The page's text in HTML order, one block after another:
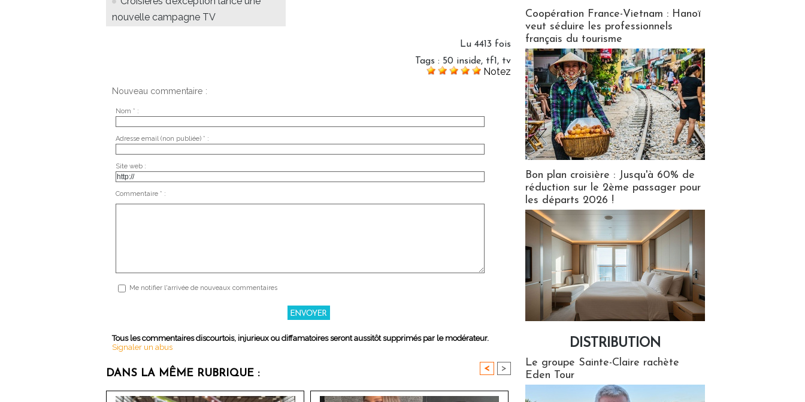
nouvelle campagne TV
Lu 4413 fois
Tags : 50 inside, tf1 , tv
Notez
Nouveau commentaire :
Nom * :
Adresse email (non publiée) * :
Site web :
Commentaire * :
Me notifier l'arrivée de nouveaux commentaires
Tous les commentaires discourtois, injurieux ou diffamatoires seront aussitôt supprimés par le modérateur.
Signaler un abus
DANS LA MÊME RUBRIQUE : < >
Coopération France-Vietnam : Hanoï
veut séduire les professionnels
français du tourisme
Bon plan croisière : Jusqu'à 60% de
réduction sur le 2ème passager pour
les départs 2026 !
DISTRIBUTION
Le groupe Sainte-Claire rachète
Eden Tour